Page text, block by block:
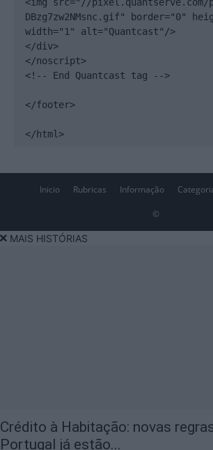
DBzg7zw2NMsnc.gif" border="0"
width="1" alt="Quantcast"/>
</div>
</noscript>
<!-- End Quantcast tag -->
</footer>
</html>
Inicio Rubricas Informação
©
MAIS HISTÓRIAS
Crédito à Habitação: novas
Portugal já estão...